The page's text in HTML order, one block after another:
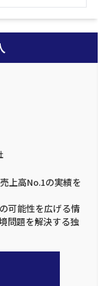
上高No.1の実績を
可能性を広げる情
問題を解決する独